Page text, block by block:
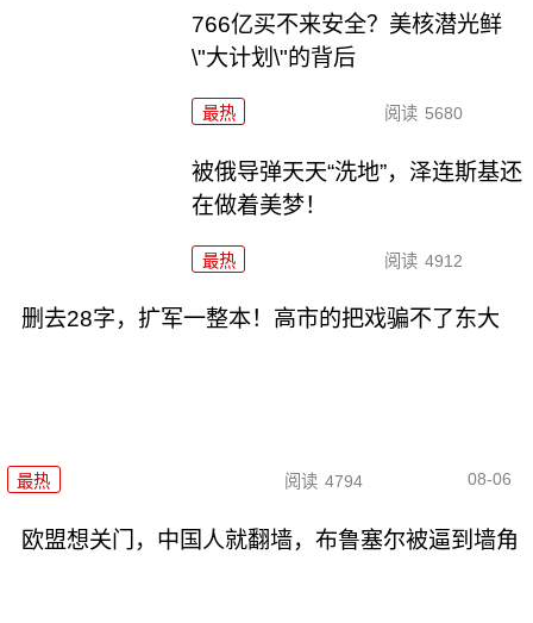
766亿买不来安全？美核潜光鲜
\"大计划\"的背后
最热 阅读 5680
被俄导弹天天“洗地”，泽连斯基还
在做着美梦！
最热 阅读 4912
删去28字，扩军一整本！高市的把戏骗不了东大
最热 阅读 4794 08-06
欧盟想关门，中国人就翻墙，布鲁塞尔被逼到墙角